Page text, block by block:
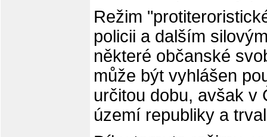
Režim
policii a dalším
některé občanské
může být vyhlášen
určitou dobu, avšak v
území republiky a